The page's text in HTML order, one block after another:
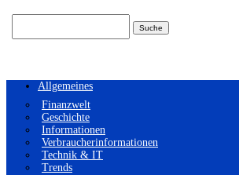
Allgemeines
Finanzwelt
Geschichte
Informationen
Verbraucherinformationen
Technik & IT
Trends